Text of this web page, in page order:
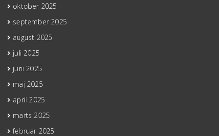
oktober 2025
september 2025
august 2025
juli 2025
juni 2025
maj 2025
april 2025
marts 2025
februar 2025